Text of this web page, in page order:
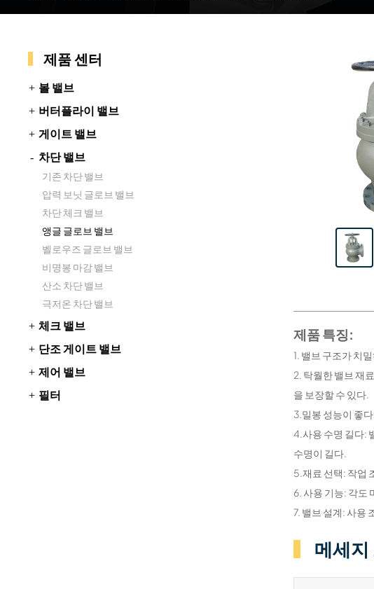
제품 센터
볼 밸브
버터플라이 밸브
게이트 밸브
차단 밸브
기존 차단 밸브
압력 보닛 글로브 밸브
차단 체크 밸브
앵글 글로브 밸브
벨로우즈 글로브 밸브
비명봉 마감 밸브
산소 차단 밸브
극저온 차단 밸브
체크 밸브
단조 게이트 밸브
제어 밸브
필터
제품 특징:
1. 밸브 구조가 치
2. 탁월한 밸브 재
을 보장할 수 있다.
3.밀봉 성능이 좋
4.사용 수명 길다:
수명이 길다.
5.재료 선택: 작업
6. 사용 기능: 각도
7. 밸브 설계: 사용
메세지